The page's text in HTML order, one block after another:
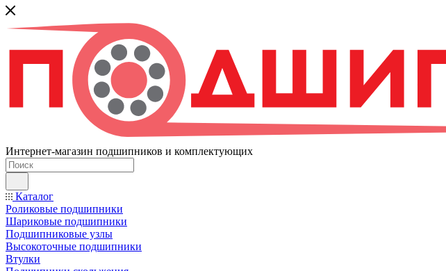
Интернет-магазин подшипников и комплектующих
Каталог
Роликовые подшипники
Шариковые подшипники
Подшипниковые узлы
Высокоточные подшипники
Втулки